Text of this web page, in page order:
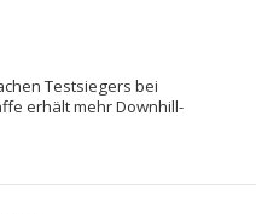
Testsiegers bei
erhält mehr Downhill-